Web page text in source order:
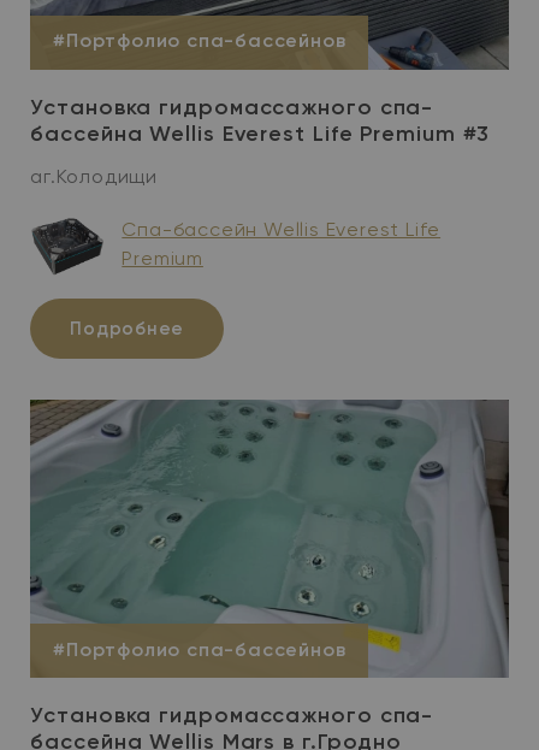
#Портфолио спа-бассейнов
Установка гидромассажного спа-
бассейна Wellis Everest Life Premium #3
аг.Колодищи
Спа-бассейн Wellis Everest Life
Premium
Подробнее
#Портфолио спа-бассейнов
Установка гидромассажного спа-
бассейна Wellis Mars в г.Гродно